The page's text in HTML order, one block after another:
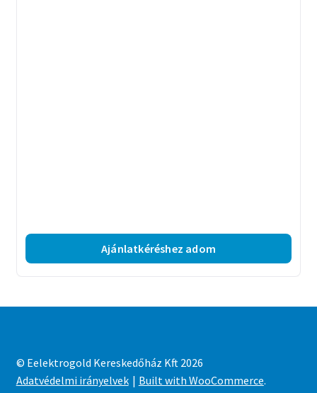
Ajánlatkéréshez adom
© Eelektrogold Kereskedőház Kft 2026
Adatvédelmi irányelvek
Built with WooCommerce.